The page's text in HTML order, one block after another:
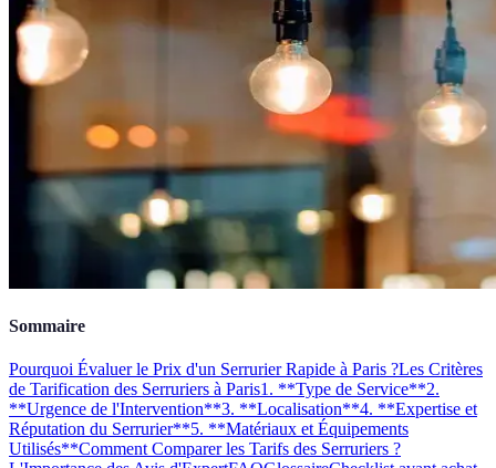
Sommaire
Pourquoi Évaluer le Prix d'un Serrurier Rapide à Paris ?Les Critères
de Tarification des Serruriers à Paris1. **Type de Service**2.
**Urgence de l'Intervention**3. **Localisation**4. **Expertise et
Réputation du Serrurier**5. **Matériaux et Équipements
Utilisés**Comment Comparer les Tarifs des Serruriers ?